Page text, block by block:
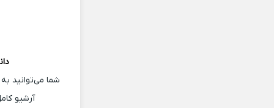
شما می‌توانید
آرشیو